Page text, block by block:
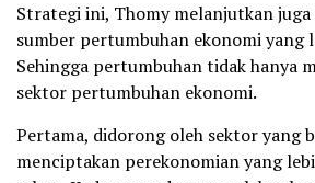
Strategi ini, Thomy melanjutkan
sumber pertumbuhan ekonomi yang
Sehingga pertumbuhan tidak hanya
sektor pertumbuhan ekonomi.
Pertama, didorong oleh sektor yang
menciptakan perekonomian yang